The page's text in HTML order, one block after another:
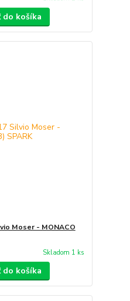
do košíka
Moser - MONACO
Skladom 1 ks
do košíka